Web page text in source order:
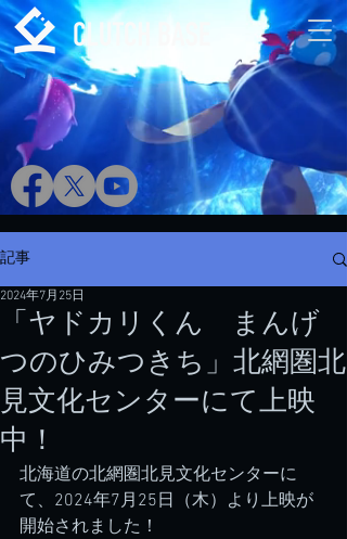
記事
「ヤドカリくん まんげ
つのひみつきち」北網圏北
見文化センターにて上映
中！
2024年7月25日
北海道の北網圏北見文化センターに
て、2024年7月25日（木）より上映が
開始されました！